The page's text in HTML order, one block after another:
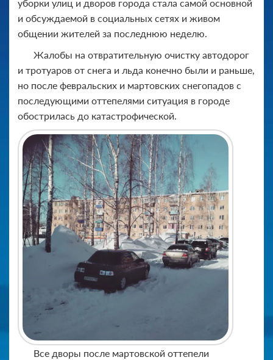
уборки улиц и дворов города стала самой основной
и обсуждаемой в социальных сетях и живом
общении жителей за последнюю неделю.
Жалобы на отвратительную очистку автодорог
и тротуаров от снега и льда конечно были и раньше,
но после февральских и мартовских снегопадов с
последующими оттепелями ситуация в городе
обострилась до катастрофической.
Все дворы после мартовской оттепели